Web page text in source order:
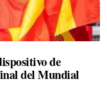
de
del Mundial